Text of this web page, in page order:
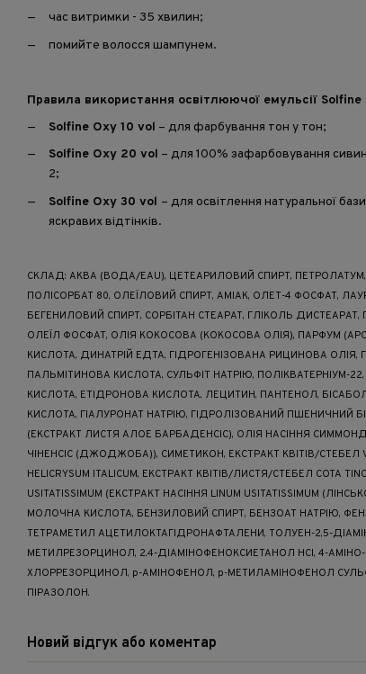
час витримки - 35 хвилин;
помийте волосся шампунем.
Правила використання освітлюючої емульсії Solfine
Solfine Oxy 10 vol – для фарбування тон у тон;⁠
Solfine Oxy 20 vol – для 100% зафарбовування
2;
Solfine Oxy 30 vol – для освітлення натуральної
яскравих відтінків.
СКЛАД: АКВА (ВОДА/EAU), ЦЕТЕАРИЛОВИЙ СПИРТ, ПЕТРОЛАТУМ,
ПОЛІСОРБАТ 80, ОЛЕЇЛОВИЙ СПИРТ, АМІАК, ОЛЕТ-4 ФОСФАТ,
БЕГЕНИЛОВИЙ СПИРТ, СОРБІТАН СТЕАРАТ, ГЛІКОЛЬ ДИСТЕАРАТ,
ОЛЕЇЛ ФОСФАТ, ОЛІЯ КОКОСОВА (КОКОСОВА ОЛІЯ), ПАРФУМ
КИСЛОТА, ДИНАТРІЙ ЕДТА, ГІДРОГЕНІЗОВАНА РИЦИНОВА ОЛІЯ,
ПАЛЬМІТИНОВА КИСЛОТА, СУЛЬФІТ НАТРІЮ, ПОЛІКВАТЕРНІУМ-
КИСЛОТА, ЕТІДРОНОВА КИСЛОТА, ЛЕЦИТИН, ПАНТЕНОЛ,
КИСЛОТА, ГІАЛУРОНАТ НАТРІЮ, ГІДРОЛІЗОВАНИЙ ПШЕНИЧНИЙ
(ЕКСТРАКТ ЛИСТЯ АЛОЕ БАРБАДЕНСІС), ОЛІЯ НАСІННЯ
ЧІНЕНСІС (ДЖОДЖОБА)), СИМЕТИКОН, ЕКСТРАКТ КВІТІВ/СТЕБЕЛ
HELICRYSUM ITALICUM, ЕКСТРАКТ КВІТІВ/ЛИСТЯ/СТЕБЕЛ COTA
USITATISSIMUM (ЕКСТРАКТ НАСІННЯ LINUM USITATISSIMUM
МОЛОЧНА КИСЛОТА, БЕНЗИЛОВИЙ СПИРТ, БЕНЗОАТ НАТРІЮ,
ТЕТРАМЕТИЛ АЦЕТИЛОКТАГІДРОНАФТАЛЕНИ, ТОЛУЕН-2,5-
МЕТИЛРЕЗОРЦИНОЛ, 2,4-ДІАМІНОФЕНОКСИЕТАНОЛ HCl, 4-
ХЛОРРЕЗОРЦИНОЛ, p-АМІНОФЕНОЛ, p-МЕТИЛАМІНОФЕНОЛ
ПІРАЗОЛОН.
Новий відгук або коментар